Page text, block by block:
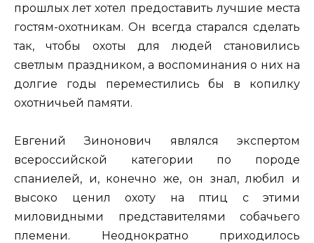
прошлых лет хотел предоставить лучшие места
гостям-охотникам. Он всегда старался сделать
так, чтобы охоты для людей становились
светлым праздником, а воспоминания о них на
долгие годы переместились бы в копилку
охотничьей памяти.
Евгений Зинонович являлся экспертом
всероссийской категории по породе
спаниелей, и, конечно же, он знал, любил и
высоко ценил охоту на птиц с этими
миловидными представителями собачьего
племени. Неоднократно приходилось